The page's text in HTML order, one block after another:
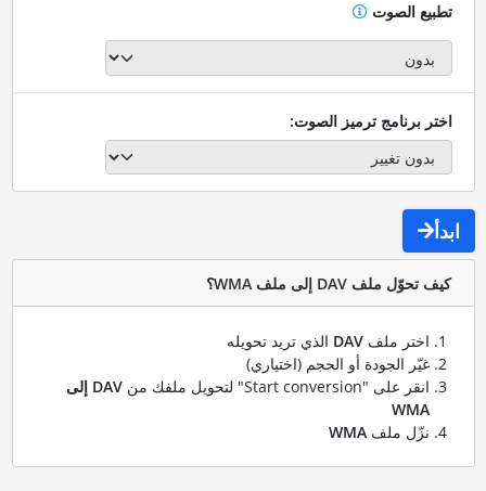
تطبيع الصوت
اختر برنامج ترميز الصوت:
ابدأ
كيف تحوّل ملف DAV إلى ملف WMA؟
اختر ملف DAVالذي تريد تحويله
غيّر الجودة أو الحجم (اختياري)
انقر على "Start conversion" لتحويل ملفك من
DAV إلى
WMA
نزّل ملف WMA